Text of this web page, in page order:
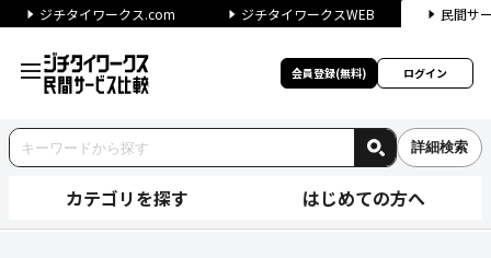
ジチタイワークス.com ジチタイワークスWEB 民間サ
会員登録(無料) ログイン
詳細検索
カテゴリを探す はじめての方へ